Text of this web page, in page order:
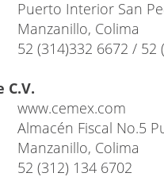
Puerto Interior San
Manzanillo, Colima
52 (314)332 6672 / 52
C.V.
www.cemex.com
Almacén Fiscal No.5
Manzanillo, Colima
52 (312) 134 6702